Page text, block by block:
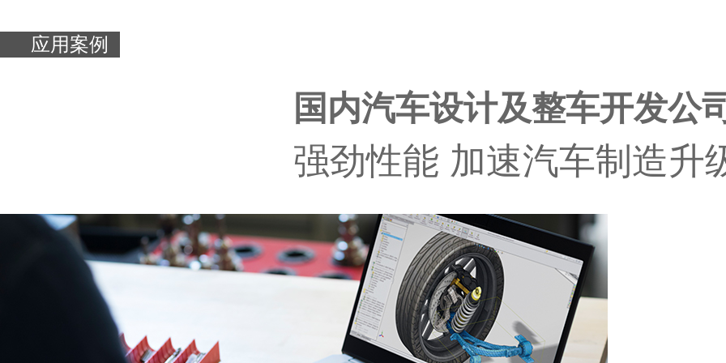
应用案例
国内汽车设计及整车开发公
强劲性能 加速汽车制造升